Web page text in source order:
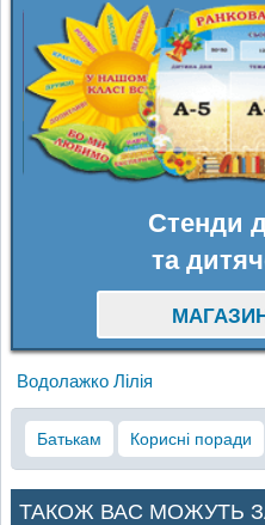
Стенди
та
Водолажко Лілія
Батькам Корисні поради
ТАКОЖ ВАС МОЖУТЬ